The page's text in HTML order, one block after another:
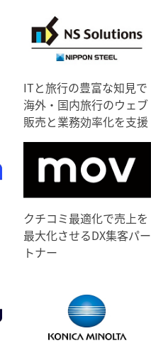
ITと旅行の豊富な知見で
海外・国内旅行のウェブ
販売と業務効率化を支援
クチコミ最適化で売上を
最大化させるDX集客パー
トナー